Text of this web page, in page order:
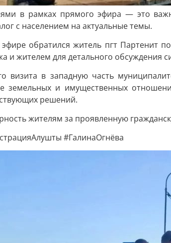
в рамках прямого эфира — это
с населением на актуальные темы.
обратился житель пгт Партенит
и жителем для детального обсуждения
визита в западную часть
земельных и имущественных
решений.
жителям за проявленную
#ГалинаОгнёва